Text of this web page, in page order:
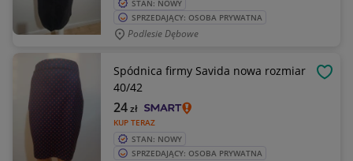
STAN: NOWY
SPRZEDAJĄCY: OSOBA PRYWATNA
Podlesie Dębowe
Spódnica firmy Savida nowa rozmiar
40/42
KUP TERAZ
24zł
STAN: NOWY
SPRZEDAJĄCY: OSOBA PRYWATNA